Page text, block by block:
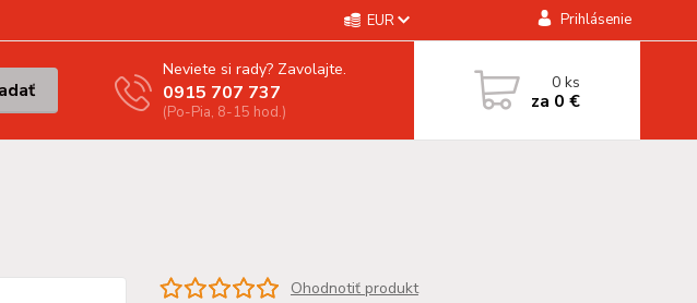
EUR Prihlásenie
Neviete si rady? Zavolajte.
0915 707 737
(Po-Pia, 8-15 hod.)
0ks
za 0 €
Ohodnotiť produkt